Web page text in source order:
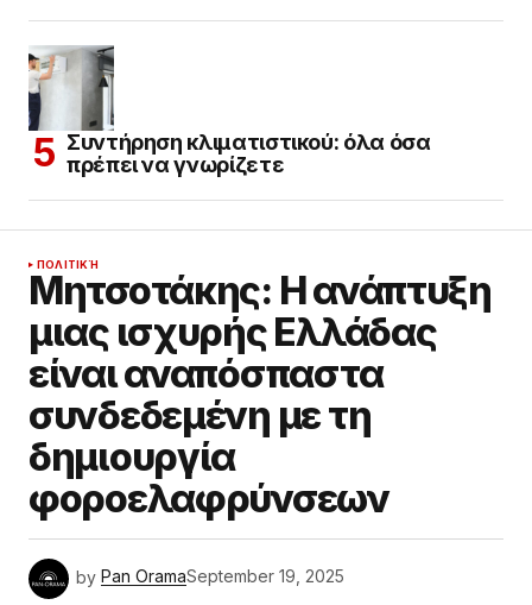
Συντήρηση κλιματιστικού: όλα όσα
πρέπει να γνωρίζετε
ΠΟΛΙΤΙΚΉ
Μητσοτάκης: Η ανάπτυξη
μιας ισχυρής Ελλάδας
είναι αναπόσπαστα
συνδεδεμένη με τη
δημιουργία
φοροελαφρύνσεων
by Pan OramaSeptember 19, 2025